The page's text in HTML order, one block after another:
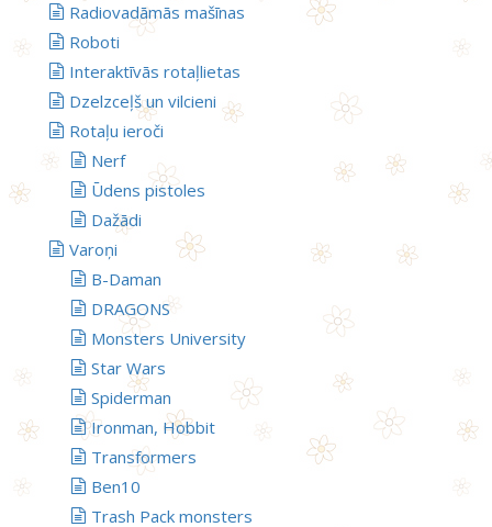
Radiovadāmās mašīnas
Roboti
Interaktīvās rotaļlietas
Dzelzceļš un vilcieni
Rotaļu ieroči
Nerf
Ūdens pistoles
Dažādi
Varoņi
B-Daman
DRAGONS
Monsters University
Star Wars
Spiderman
Ironman, Hobbit
Transformers
Ben10
Trash Pack monsters